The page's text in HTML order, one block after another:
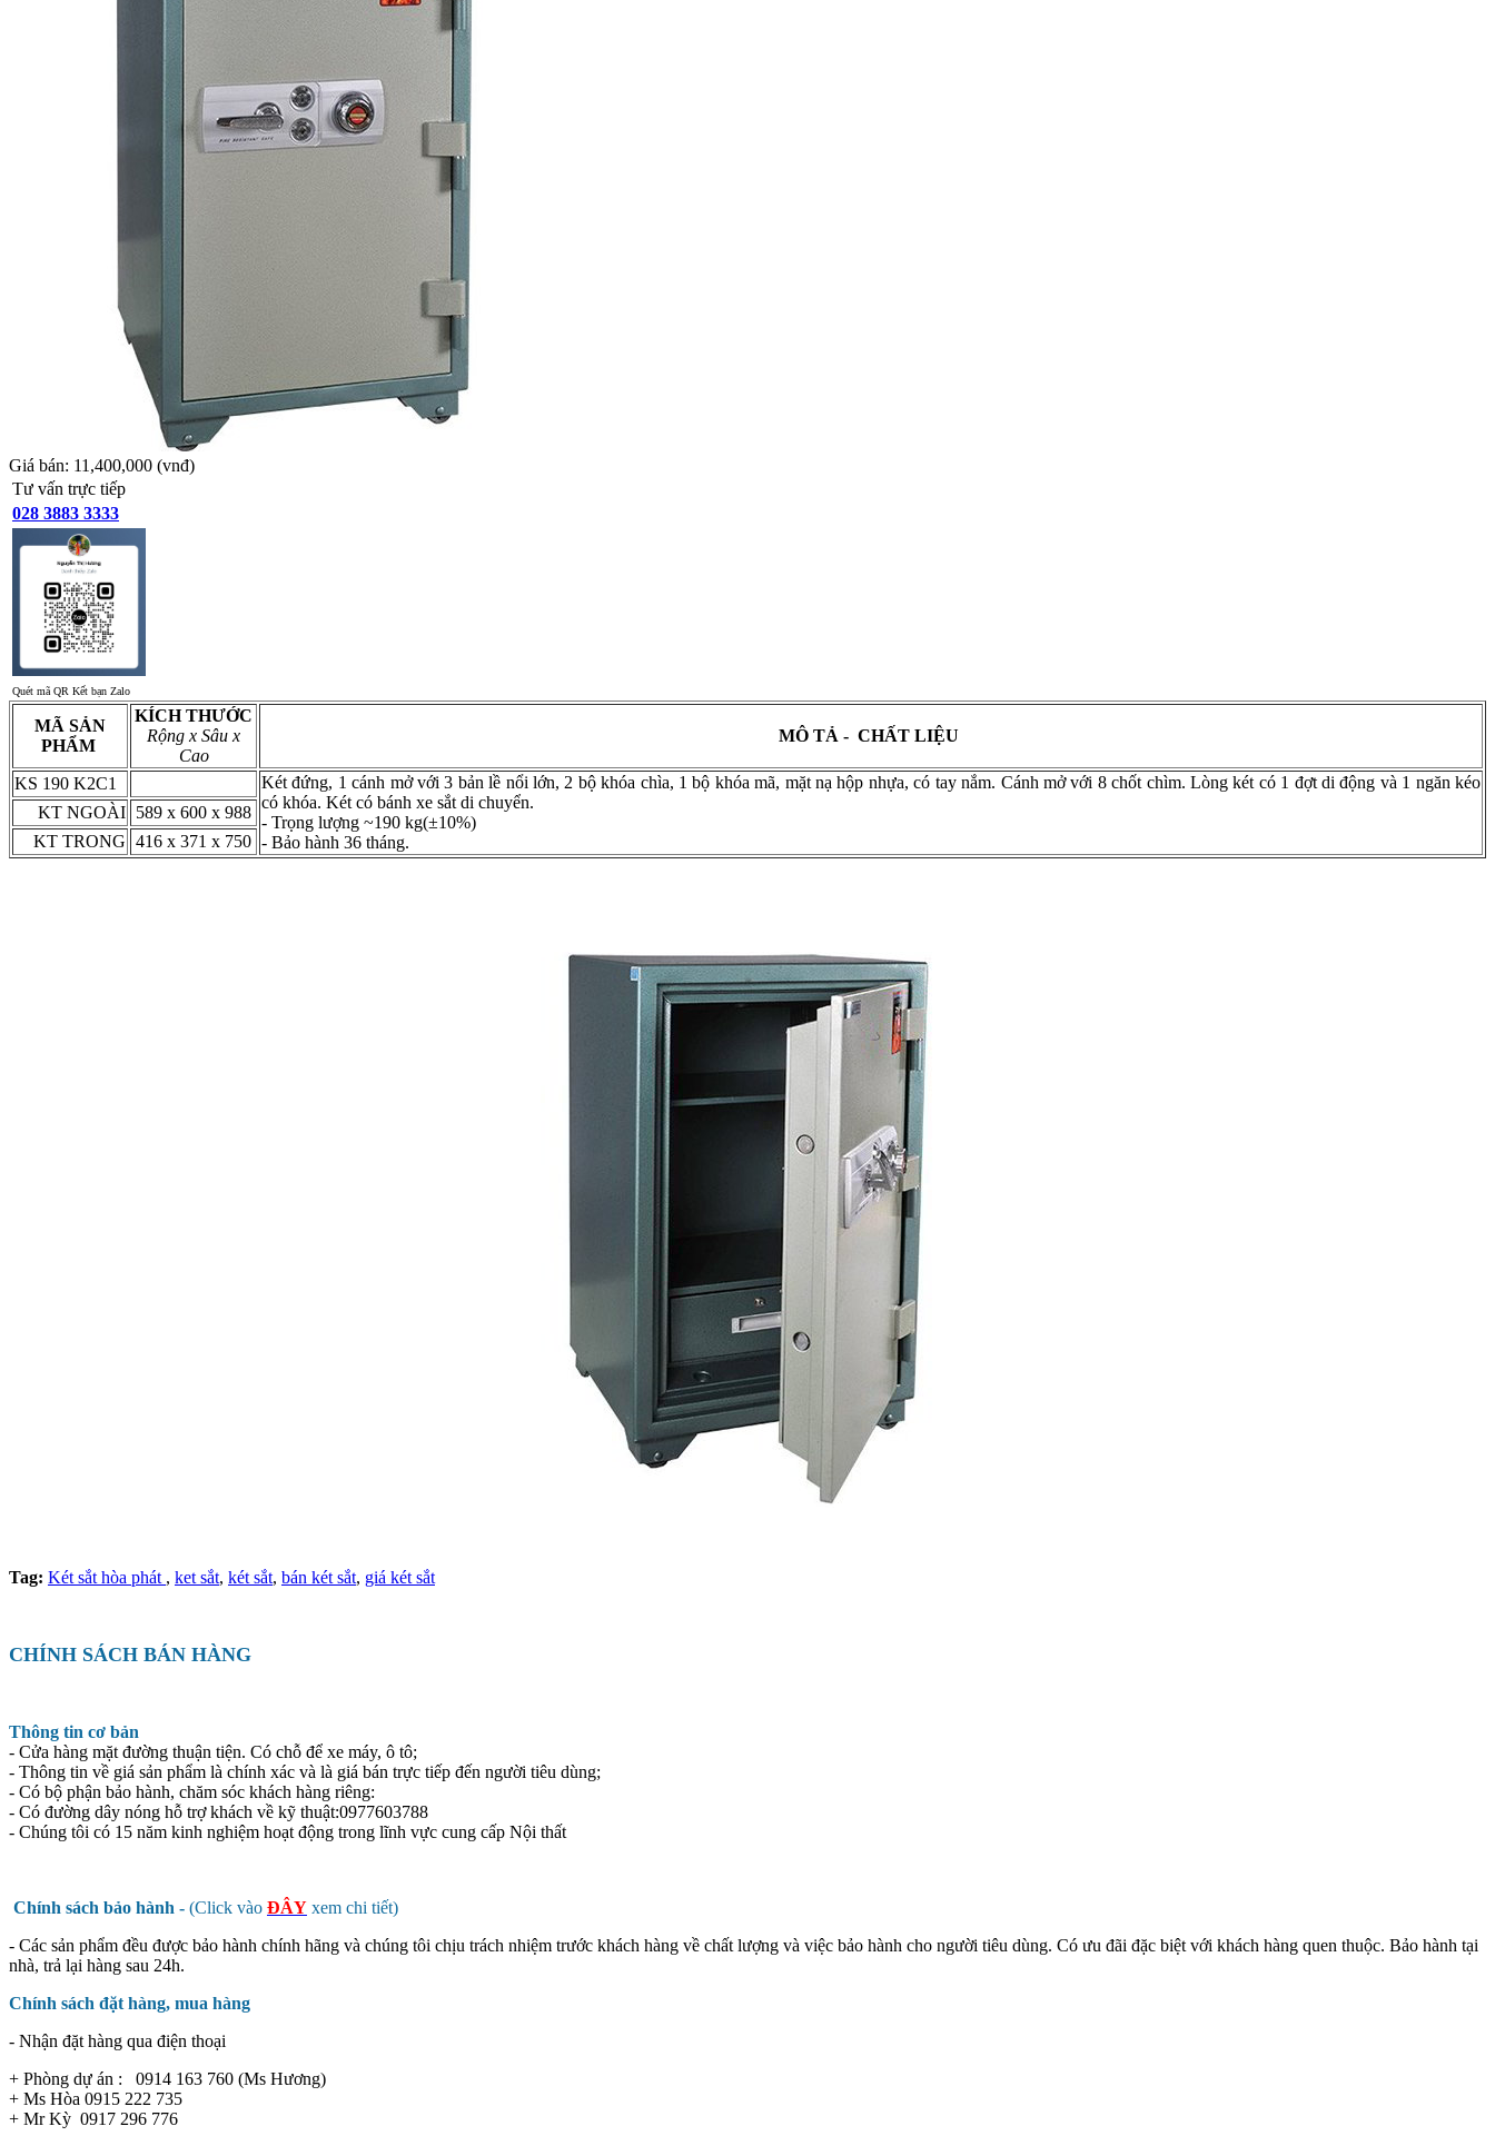
Giá bán: 11,400,000 (vnđ)
Tư vấn trực tiếp
028 3883 3333
Quét mã QR Kết bạn Zalo
MÃ SẢN
PHẨM
KÍCH THƯỚC
Rộng x Sâu x
Cao
MÔ TẢ - CHẤT LIỆU
KS 190 K2C1
Két đứng, 1 cánh mở với 3 bản lề nổi lớn, 2 bộ khóa chìa, 1 bộ khóa mã, mặt nạ hộp nhựa, có tay nắm. Cánh mở với 8 chốt chìm. Lòng két có 1 đợt di động và 1 ngăn kéo
có khóa. Két có bánh xe sắt di chuyển.
- Trọng lượng ~190 kg (±10%)
- Bảo hành 36 tháng.
KT NGOÀI 589 x 600 x 988
KT TRONG 416 x 371 x 750
Tag: Két sắt hòa phát , ket sắt, két sắt, bán két sắt, giá két sắt
CHÍNH SÁCH BÁN HÀNG
Thông tin cơ bản
- Cửa hàng mặt đường thuận tiện. Có chỗ để xe máy, ô tô;
- Thông tin về giá sản phẩm là chính xác và là giá bán trực tiếp đến người tiêu dùng;
- Có bộ phận bảo hành, chăm sóc khách hàng riêng:
- Có đường dây nóng hỗ trợ khách về kỹ thuật:0977603788
- Chúng tôi có 15 năm kinh nghiệm hoạt động trong lĩnh vực cung cấp Nội thất
Chính sách bảo hành - (Click vào ĐÂY xem chi tiết)
- Các sản phẩm đều được bảo hành chính hãng và chúng tôi chịu trách nhiệm trước khách hàng về chất lượng và việc bảo hành cho người tiêu dùng. Có ưu đãi đặc biệt với khách hàng quen thuộc. Bảo hành tại
nhà, trả lại hàng sau 24h.
Chính sách đặt hàng, mua hàng
- Nhận đặt hàng qua điện thoại
+ Phòng dự án : 0914 163 760 (Ms Hương)
+ Ms Hòa 0915 222 735
+ Mr Kỳ 0917 296 776